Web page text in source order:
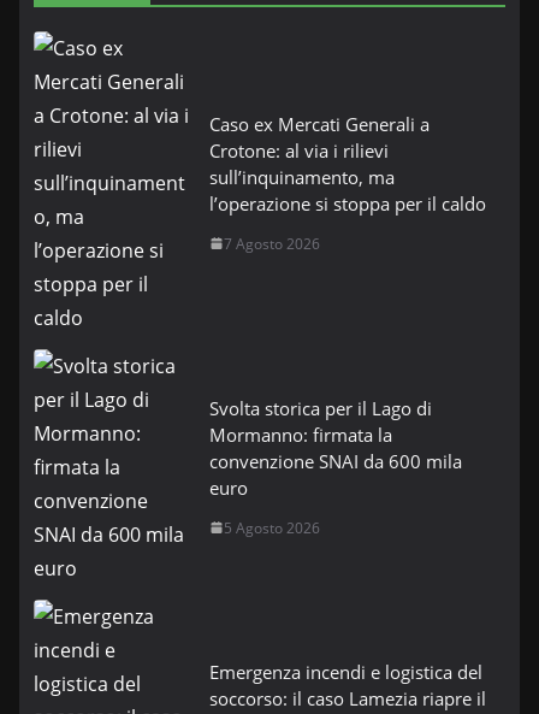
Caso ex Mercati Generali a
Crotone: al via i rilievi
sull’inquinamento, ma
l’operazione si stoppa per il caldo
7 Agosto 2026
Svolta storica per il Lago di
Mormanno: firmata la
convenzione SNAI da 600 mila
euro
5 Agosto 2026
Emergenza incendi e logistica del
soccorso: il caso Lamezia riapre il